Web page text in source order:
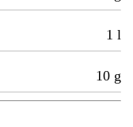
1 l
10 g